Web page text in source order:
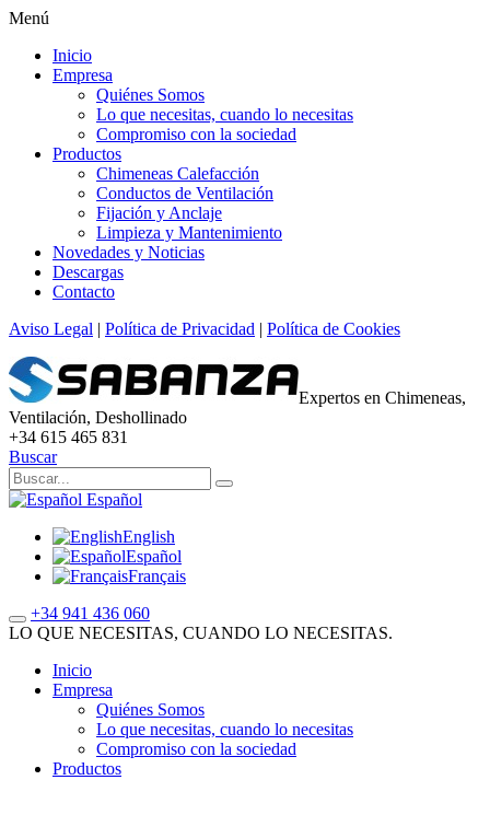
Menú
Inicio
Empresa
Quiénes Somos
Lo que necesitas, cuando lo necesitas
Compromiso con la sociedad
Productos
Chimeneas Calefacción
Conductos de Ventilación
Fijación y Anclaje
Limpieza y Mantenimiento
Novedades y Noticias
Descargas
Contacto
Aviso Legal | Política de Privacidad | Política de Cookies
Expertos en Chimeneas,
Ventilación, Deshollinado
+34 615 465 831
Buscar
Español
English
Español
Français
+34 941 436 060
LO QUE NECESITAS, CUANDO LO NECESITAS.
Inicio
Empresa
Quiénes Somos
Lo que necesitas, cuando lo necesitas
Compromiso con la sociedad
Productos